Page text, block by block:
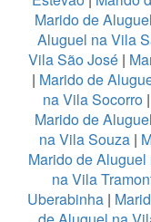
Marido de
Aluguel na Vila
Vila São José|
| Marido de
na Vila Socorro|
Marido de
na Vila Souza|
Marido de
na Vila
Uberabinha |